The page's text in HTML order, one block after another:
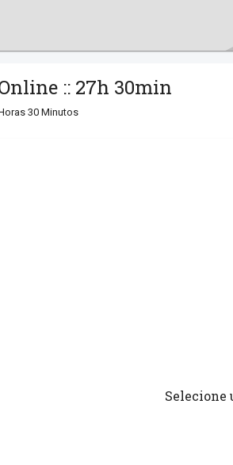
:: 27h 30min
30 Minutos
Selecione